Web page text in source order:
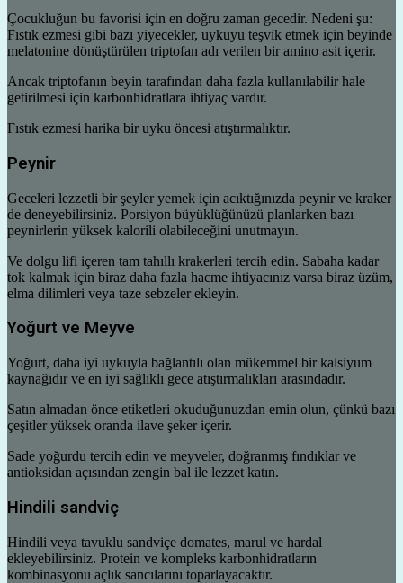
Çocukluğun bu favorisi için en doğru zaman gecedir. Nedeni şu:
Fıstık ezmesi gibi bazı yiyecekler, uykuyu teşvik etmek için beyinde
melatonine dönüştürülen triptofan adı verilen bir amino asit içerir.
Ancak triptofanın beyin tarafından daha fazla kullanılabilir hale
getirilmesi için karbonhidratlara ihtiyaç vardır.
Fıstık ezmesi harika bir uyku öncesi atıştırmalıktır.
Peynir
Geceleri lezzetli bir şeyler yemek için acıktığınızda peynir ve kraker
de deneyebilirsiniz. Porsiyon büyüklüğünüzü planlarken bazı
peynirlerin yüksek kalorili olabileceğini unutmayın.
Ve dolgu lifi içeren tam tahıllı krakerleri tercih edin. Sabaha kadar
tok kalmak için biraz daha fazla hacme ihtiyacınız varsa biraz üzüm,
elma dilimleri veya taze sebzeler ekleyin.
Yoğurt ve Meyve
Yoğurt, daha iyi uykuyla bağlantılı olan mükemmel bir kalsiyum
kaynağıdır ve en iyi sağlıklı gece atıştırmalıkları arasındadır.
Satın almadan önce etiketleri okuduğunuzdan emin olun, çünkü bazı
çeşitler yüksek oranda ilave şeker içerir.
Sade yoğurdu tercih edin ve meyveler, doğranmış fındıklar ve
antioksidan açısından zengin bal ile lezzet katın.
Hindili sandviç
Hindili veya tavuklu sandviçe domates, marul ve hardal
ekleyebilirsiniz. Protein ve kompleks karbonhidratların
kombinasyonu açlık sancılarını toparlayacaktır.